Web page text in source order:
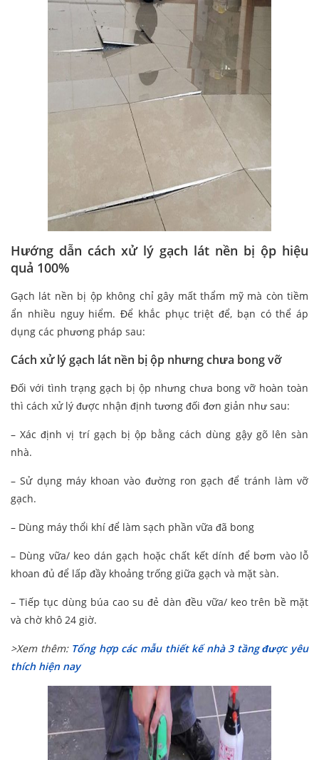
Hướng dẫn cách xử lý gạch lát nền bị ộp hiệu
quả 100%
Gạch lát nền bị ộp không chỉ gây mất thẩm mỹ mà còn tiềm
ẩn nhiều nguy hiểm. Để khắc phục triệt để, bạn có thể áp
dụng các phương pháp sau:
Cách xử lý gạch lát nền bị ộp nhưng chưa bong vỡ
Đối với tình trạng gạch bị ộp nhưng chưa bong vỡ hoàn toàn
thì cách xử lý được nhận định tương đối đơn giản như sau:
– Xác định vị trí gạch bị ộp bằng cách dùng gậy gõ lên sàn
nhà.
– Sử dụng máy khoan vào đường ron gạch để tránh làm vỡ
gạch.
– Dùng máy thổi khí để làm sạch phần vữa đã bong
– Dùng vữa/ keo dán gạch hoặc chất kết dính để bơm vào lỗ
khoan đủ để lấp đầy khoảng trống giữa gạch và mặt sàn.
– Tiếp tục dùng búa cao su đẻ dàn đều vữa/ keo trên bề mặt
và chờ khô 24 giờ.
>Xem thêm: Tổng hợp các mẫu thiết kế nhà 3 tầng được yêu
thích hiện nay